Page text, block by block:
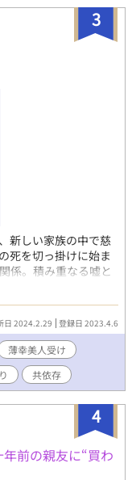
3
新しい家族の中で慈
死を切っ掛けに始ま
係。積み重なる嘘と
を苦しめる。愛し愛
ニ十世紀初頭の欧州
が舞台です。 冒頭で
ありません。 養父(叔
。 過去と現在が錯綜
りしません。 この作
出来事等はすべて
せん。©恩陀ドラッ
日 2024.2.29 登録日 2023.4.6
薄幸美人受け
共依存
4
前の親友に“買わ